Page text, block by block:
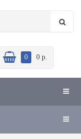
0 0 р.